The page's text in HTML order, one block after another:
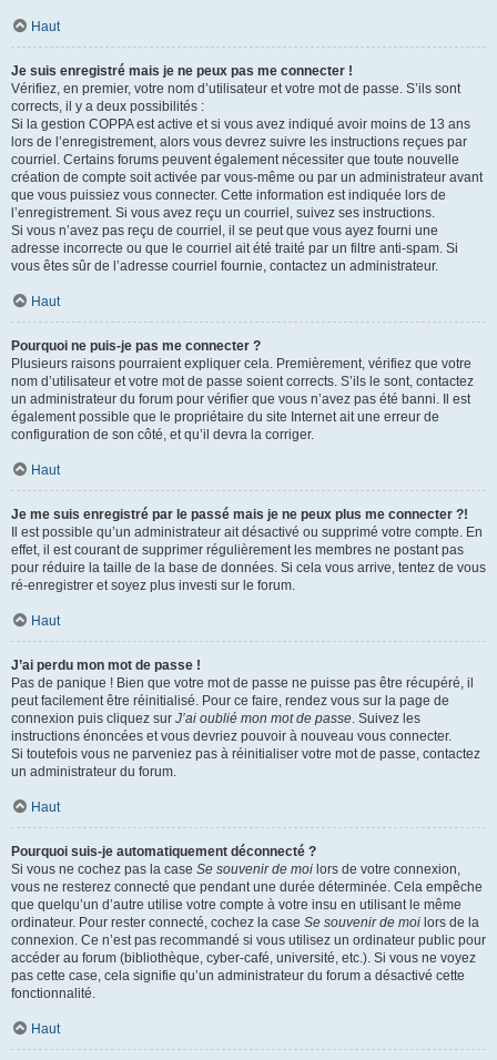
Haut
Je suis enregistré mais je ne peux pas me connecter !
Vérifiez, en premier, votre nom d’utilisateur et votre mot de passe. S’ils sont
corrects, il y a deux possibilités :
Si la gestion COPPA est active et si vous avez indiqué avoir moins de 13 ans
lors de l’enregistrement, alors vous devrez suivre les instructions reçues par
courriel. Certains forums peuvent également nécessiter que toute nouvelle
création de compte soit activée par vous-même ou par un administrateur avant
que vous puissiez vous connecter. Cette information est indiquée lors de
l’enregistrement. Si vous avez reçu un courriel, suivez ses instructions.
Si vous n’avez pas reçu de courriel, il se peut que vous ayez fourni une
adresse incorrecte ou que le courriel ait été traité par un filtre anti-spam. Si
vous êtes sûr de l’adresse courriel fournie, contactez un administrateur.
Haut
Pourquoi ne puis-je pas me connecter ?
Plusieurs raisons pourraient expliquer cela. Premièrement, vérifiez que votre
nom d’utilisateur et votre mot de passe soient corrects. S’ils le sont, contactez
un administrateur du forum pour vérifier que vous n’avez pas été banni. Il est
également possible que le propriétaire du site Internet ait une erreur de
configuration de son côté, et qu’il devra la corriger.
Haut
Je me suis enregistré par le passé mais je ne peux plus me connecter ?!
Il est possible qu’un administrateur ait désactivé ou supprimé votre compte. En
effet, il est courant de supprimer régulièrement les membres ne postant pas
pour réduire la taille de la base de données. Si cela vous arrive, tentez de vous
ré-enregistrer et soyez plus investi sur le forum.
Haut
J’ai perdu mon mot de passe !
Pas de panique ! Bien que votre mot de passe ne puisse pas être récupéré, il
peut facilement être réinitialisé. Pour ce faire, rendez vous sur la page de
connexion puis cliquez sur J’ai oublié mon mot de passe. Suivez les
instructions énoncées et vous devriez pouvoir à nouveau vous connecter.
Si toutefois vous ne parveniez pas à réinitialiser votre mot de passe, contactez
un administrateur du forum.
Haut
Pourquoi suis-je automatiquement déconnecté ?
Si vous ne cochez pas la case Se souvenir de moi lors de votre connexion,
vous ne resterez connecté que pendant une durée déterminée. Cela empêche
que quelqu’un d’autre utilise votre compte à votre insu en utilisant le même
ordinateur. Pour rester connecté, cochez la case Se souvenir de moi lors de la
connexion. Ce n’est pas recommandé si vous utilisez un ordinateur public pour
accéder au forum (bibliothèque, cyber-café, université, etc.). Si vous ne voyez
pas cette case, cela signifie qu’un administrateur du forum a désactivé cette
fonctionnalité.
Haut